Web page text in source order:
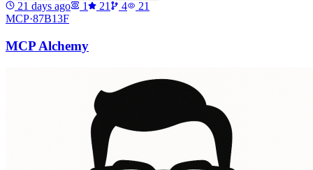
21 days ago 1 21 4
21
MCP·87B13F
MCP Alchemy